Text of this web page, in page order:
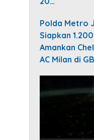
Polda Metro
Siapkan
Amankan
AC Milan di
Player